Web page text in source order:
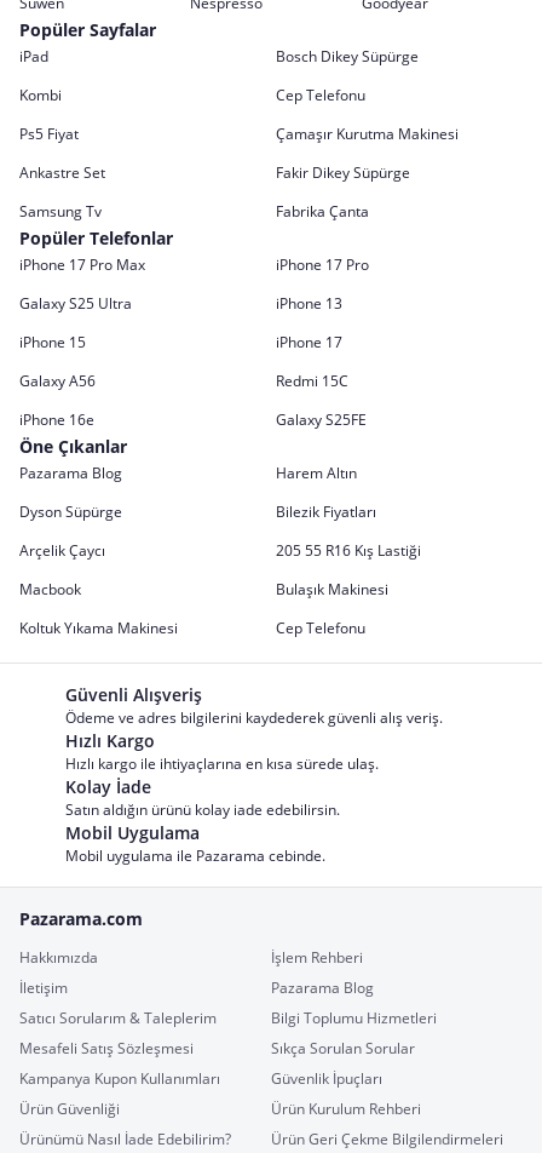
Popüler Sayfalar
iPad
Bosch Dikey Süpürge
Kombi
Cep Telefonu
Ps5 Fiyat
Çamaşır Kurutma Makinesi
Ankastre Set
Fakir Dikey Süpürge
Samsung Tv
Fabrika Çanta
Popüler Telefonlar
iPhone 17 Pro Max
iPhone 17 Pro
Galaxy S25 Ultra
iPhone 13
iPhone 15
iPhone 17
Galaxy A56
Redmi 15C
iPhone 16e
Galaxy S25FE
Öne Çıkanlar
Pazarama Blog
Harem Altın
Dyson Süpürge
Bilezik Fiyatları
Arçelik Çaycı
205 55 R16 Kış Lastiği
Macbook
Bulaşık Makinesi
Koltuk Yıkama Makinesi
Cep Telefonu
Güvenli Alışveriş
Ödeme ve adres bilgilerini kaydederek güvenli alış veriş.
Hızlı Kargo
Hızlı kargo ile ihtiyaçlarına en kısa sürede ulaş.
Kolay İade
Satın aldığın ürünü kolay iade edebilirsin.
Mobil Uygulama
Mobil uygulama ile Pazarama cebinde.
Pazarama.com
Hakkımızda
İşlem Rehberi
İletişim
Pazarama Blog
Satıcı Sorularım & Taleplerim
Bilgi Toplumu Hizmetleri
Mesafeli Satış Sözleşmesi
Sıkça Sorulan Sorular
Kampanya Kupon Kullanımları
Güvenlik İpuçları
Ürün Güvenliği
Ürün Kurulum Rehberi
Ürünümü Nasıl İade Edebilirim?
Ürün Geri Çekme Bilgilendirmeleri